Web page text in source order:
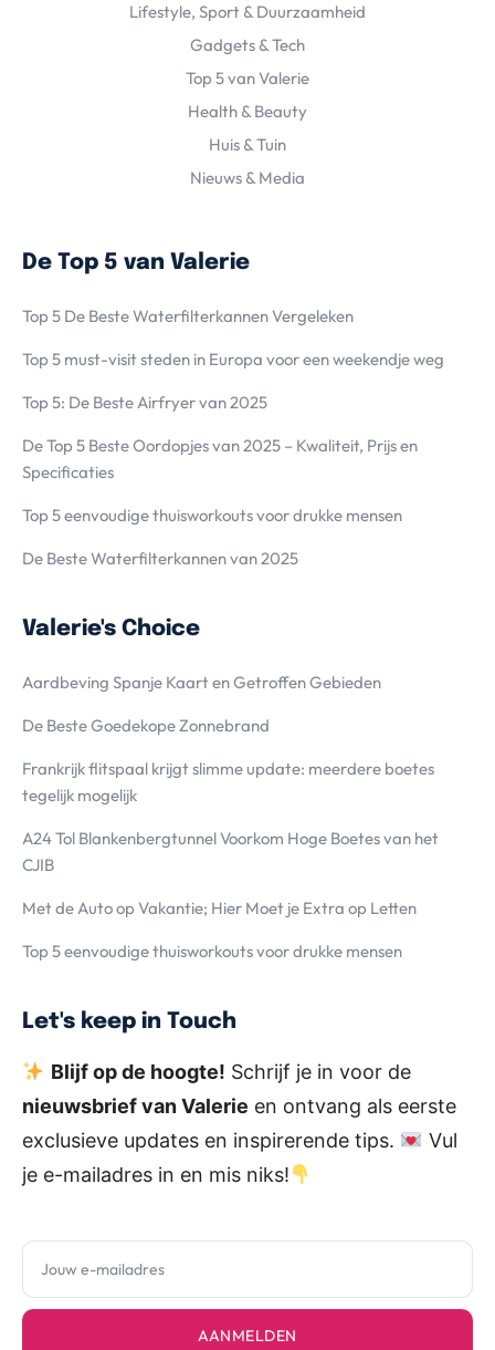
Lifestyle, Sport & Duurzaamheid
Gadgets & Tech
Top 5 van Valerie
Health & Beauty
Huis & Tuin
Nieuws & Media
De Top 5 van Valerie
Top 5 De Beste Waterfilterkannen Vergeleken
Top 5 must-visit steden in Europa voor een weekendje weg
Top 5: De Beste Airfryer van 2025
De Top 5 Beste Oordopjes van 2025 – Kwaliteit, Prijs en
Specificaties
Top 5 eenvoudige thuisworkouts voor drukke mensen
De Beste Waterfilterkannen van 2025
Valerie's Choice
Aardbeving Spanje Kaart en Getroffen Gebieden
De Beste Goedekope Zonnebrand
Frankrijk flitspaal krijgt slimme update: meerdere boetes
tegelijk mogelijk
A24 Tol Blankenbergtunnel Voorkom Hoge Boetes van het
CJIB
Met de Auto op Vakantie; Hier Moet je Extra op Letten
Top 5 eenvoudige thuisworkouts voor drukke mensen
Let's keep in Touch
Blijf op de hoogte! Schrijf je in voor de
nieuwsbrief van Valerie en ontvang als eerste
exclusieve updates en inspirerende tips.
Vul
je e-mailadres in en mis niks!
AANMELDEN